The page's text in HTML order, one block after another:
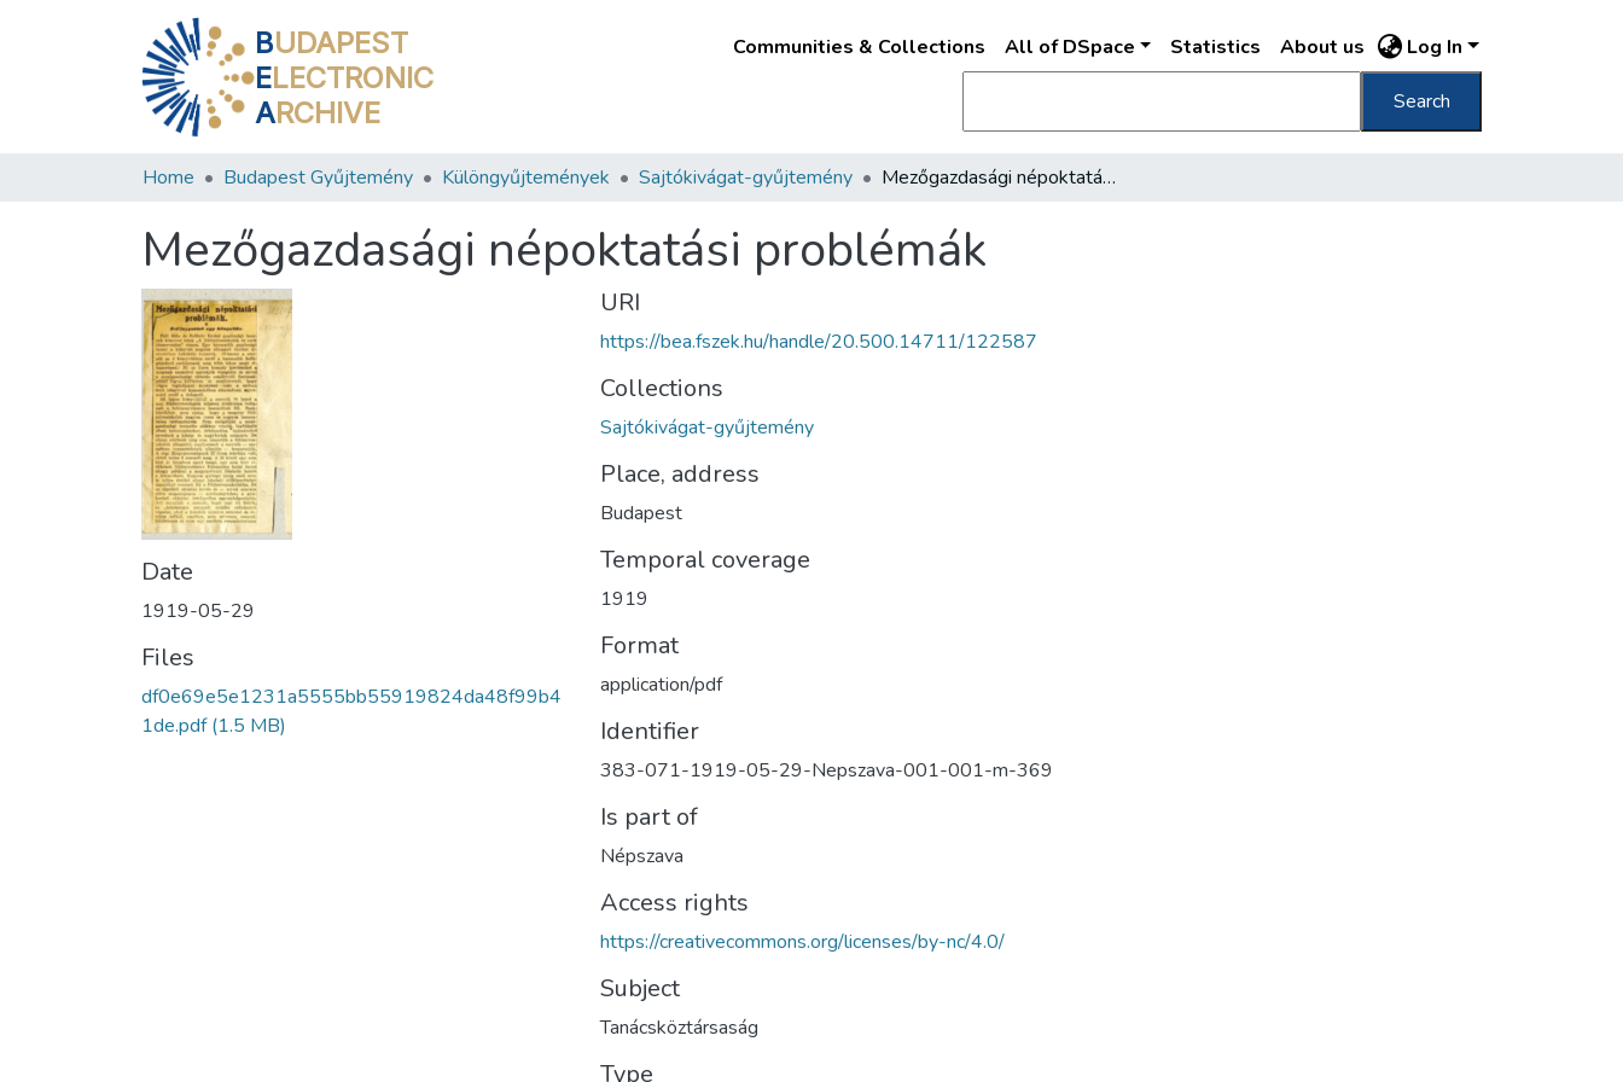
BUDAPEST
ELECTRONIC
ARCHIVE
Communities & Collections All of DSpace Statistics About us Log In
Search
Home Budapest Gyűjtemény Különgyűjtemények Sajtókivágat-gyűjtemény Mezőgazdasági népoktatási problémák
Mezőgazdasági népoktatási problémák
Date
1919-05-29
Files
df0e69e5e1231a5555bb55919824da48f99b4
1de.pdf(1.5 MB)
URI
https://bea.fszek.hu/handle/20.500.14711/122587
Collections
Sajtókivágat-gyűjtemény
Place, address
Budapest
Temporal coverage
1919
Format
application/pdf
Identifier
383-071-1919-05-29-Nepszava-001-001-m-369
Is part of
Népszava
Access rights
https://creativecommons.org/licenses/by-nc/4.0/
Subject
Tanácsköztársaság
Type